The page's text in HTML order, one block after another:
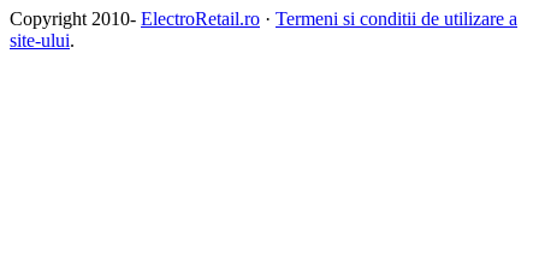
Copyright 2010- ElectroRetail.ro · Termeni si conditii de utilizare a
site-ului.